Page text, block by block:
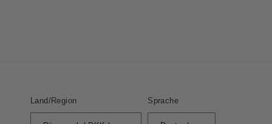
Land/Region Sprache